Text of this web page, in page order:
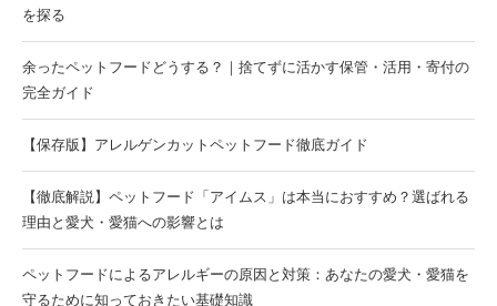
を探る
余ったペットフードどうする？｜捨てずに活かす保管・活用・寄付の
完全ガイド
【保存版】アレルゲンカットペットフード徹底ガイド
【徹底解説】ペットフード「アイムス」は本当におすすめ？選ばれる
理由と愛犬・愛猫への影響とは
ペットフードによるアレルギーの原因と対策：あなたの愛犬・愛猫を
守るために知っておきたい基礎知識